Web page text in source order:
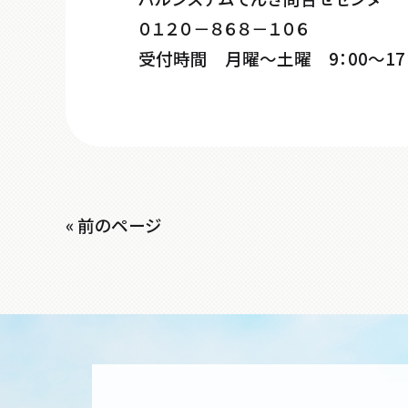
０１２０－８６８－１０６
受付時間 月曜～土曜 9：00～17
« 前のページ